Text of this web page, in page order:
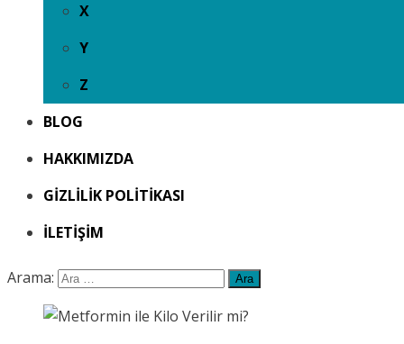
X
Y
Z
BLOG
HAKKIMIZDA
GIZLILIK POLITIKASI
İLETIŞIM
Arama: